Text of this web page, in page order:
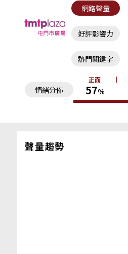
網路聲量
好評影響力
情緒分佈
正面
57%
熱門關鍵字
聲量趨勢